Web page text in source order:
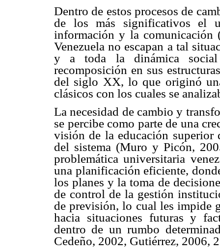
Dentro de estos procesos de
de los más significativos el
información y la comunicación
Venezuela no escapan a tal
y a toda la dinámica social
recomposición en sus
del siglo XX, lo que originó
clásicos con los cuales se
La necesidad de cambio y
se percibe como parte de una
visión de la educación superior
del sistema (Muro y Picón,
problemática universitaria
una planificación eficiente,
los planes y la toma de
de control de la gestión
de previsión, lo cual les impide
hacia situaciones futuras y
dentro de un rumbo
Cedeño, 2002, Gutiérrez, 2006,